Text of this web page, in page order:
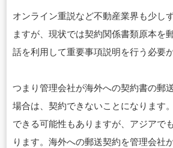
オンライン重説など不動産業界も少し
ますが、現状では契約関係書類原本を
話を利用して重要事項説明を行う必要
つまり管理会社が海外への契約書の郵
場合は、契約できないことになります
できる可能性もありますが、アジアで
ります。海外への郵送契約を管理会社